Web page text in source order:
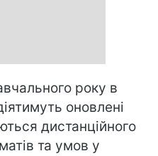
року в
оновлені
дистанційного
та умов у